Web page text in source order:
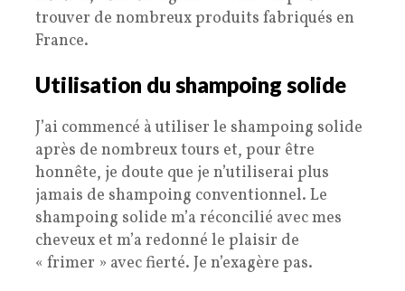
trouver de nombreux produits fabriqués en
France.
Utilisation du shampoing solide
J’ai commencé à utiliser le shampoing solide
après de nombreux tours et, pour être
honnête, je doute que je n’utiliserai plus
jamais de shampoing conventionnel. Le
shampoing solide m’a réconcilié avec mes
cheveux et m’a redonné le plaisir de
« frimer » avec fierté. Je n’exagère pas.